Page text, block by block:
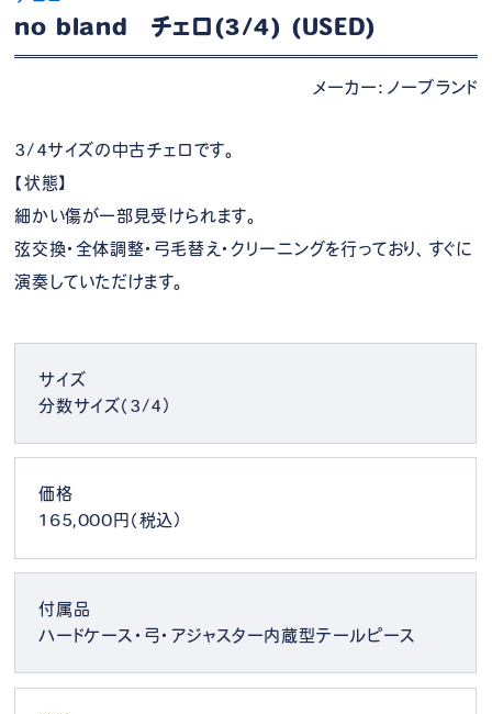
no bland チェロ(3/4) (USED)
メーカー：ノーブランド
3/4サイズの中古チェロです。
【状態】
細かい傷が一部見受けられます。
弦交換・全体調整・弓毛替え・クリーニングを行っており、すぐに
演奏していただけます。
サイズ
分数サイズ（3/4）
価格
165,000円（税込）
付属品
ハードケース・弓・アジャスター内蔵型テールピース